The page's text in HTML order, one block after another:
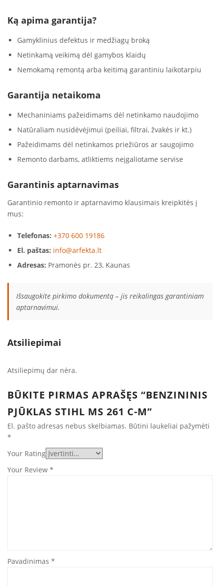
Ką apima garantija?
Gamyklinius defektus ir medžiagų broką
Netinkamą veikimą dėl gamybos klaidų
Nemokamą remontą arba keitimą garantiniu laikotarpiu
Garantija netaikoma
Mechaniniams pažeidimams dėl netinkamo naudojimo
Natūraliam nusidėvėjimui (peiliai, filtrai, žvakės ir kt.)
Pažeidimams dėl netinkamos priežiūros ar saugojimo
Remonto darbams, atliktiems neįgaliotame servise
Garantinis aptarnavimas
Garantinio remonto ir aptarnavimo klausimais kreipkitės į
mus:
Telefonas: +370 600 19186
El. paštas: info@arfekta.lt
Adresas: Pramonės pr. 23, Kaunas
Išsaugokite pirkimo dokumentą – jis reikalingas garantiniam
aptarnavimui.
Atsiliepimai
Atsiliepimų dar nėra.
BŪKITE PIRMAS APRAŠĘS “BENZININIS
PJŪKLAS STIHL MS 261 C-M”
El. pašto adresas nebus skelbiamas. Būtini laukeliai pažymėti
*
Your Rating
Your Review *
Pavadinimas *